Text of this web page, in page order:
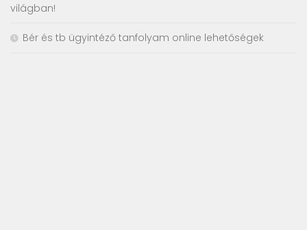
világban!
Bér és tb ügyintéző tanfolyam online lehetőségek